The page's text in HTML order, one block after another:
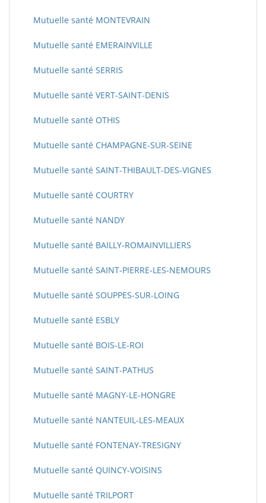
Mutuelle santé MONTEVRAIN
Mutuelle santé EMERAINVILLE
Mutuelle santé SERRIS
Mutuelle santé VERT-SAINT-DENIS
Mutuelle santé OTHIS
Mutuelle santé CHAMPAGNE-SUR-SEINE
Mutuelle santé SAINT-THIBAULT-DES-VIGNES
Mutuelle santé COURTRY
Mutuelle santé NANDY
Mutuelle santé BAILLY-ROMAINVILLIERS
Mutuelle santé SAINT-PIERRE-LES-NEMOURS
Mutuelle santé SOUPPES-SUR-LOING
Mutuelle santé ESBLY
Mutuelle santé BOIS-LE-ROI
Mutuelle santé SAINT-PATHUS
Mutuelle santé MAGNY-LE-HONGRE
Mutuelle santé NANTEUIL-LES-MEAUX
Mutuelle santé FONTENAY-TRESIGNY
Mutuelle santé QUINCY-VOISINS
Mutuelle santé TRILPORT